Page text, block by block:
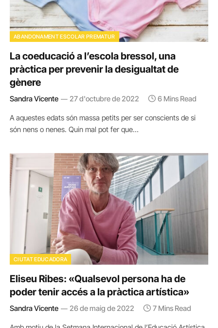
ABANDONAMENT ESCOLAR PREMATUR
La coeducació a l’escola bressol, una
pràctica per prevenir la desigualtat de
gènere
Sandra Vicente 27 d'octubre de 2022 6 Mins Read
A aquestes edats són massa petits per ser conscients de si
són nens o nenes. Quin mal pot fer que…
CIUTAT EDUCADORA
Eliseu Ribes: «Qualsevol persona ha de
poder tenir accés a la pràctica artística»
Sandra Vicente 26 de maig de 2022 7 Mins Read